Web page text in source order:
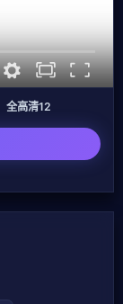
全高清12